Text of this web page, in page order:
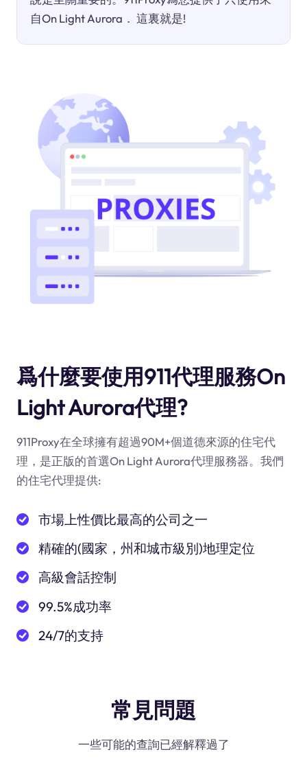
自On Light Aurora． 這裏就是!
爲什麼要使用911代理服務On
Light Aurora代理?
911Proxy在全球擁有超過90M+個道德來源的住宅代
理，是正版的首選On Light Aurora代理服務器。我們
的住宅代理提供:
市場上性價比最高的公司之一
精確的(國家，州和城市級別)地理定位
高級會話控制
99.5%成功率
24/7的支持
常見問題
一些可能的查詢已經解釋過了